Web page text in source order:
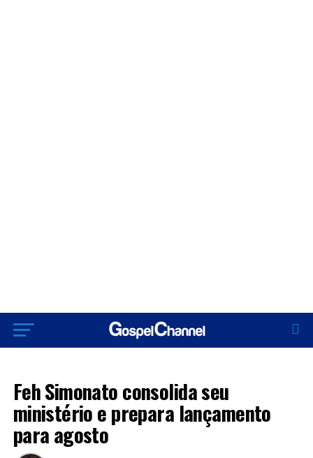
Feh Simonato consolida seu
ministério e prepara lançamento
para agosto